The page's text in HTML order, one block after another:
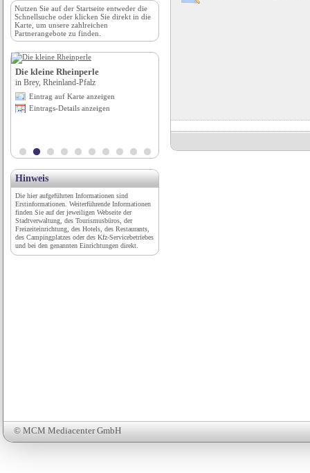
© MCM Mediacenter GmbH
Nutzen Sie auf der Startseite entweder die
Schnellsuche oder klicken Sie direkt in die
Karte, um unsere zahlreichen
Partnerangebote zu finden.
Die kleine Rheinperle
in Brey, Rheinland-Pfalz
Eintrag auf Karte anzeigen
Eintrags-Details anzeigen
Hinweis
Die hier aufgeführten Informationen sind
Erstinformationen. Weiterführende Informationen
finden Sie auf der jeweiligen Webseite der
Stadtverwaltung, des Tourismusbüros, der
Freizeiteinrichtung, des Hotels, des Restaurants,
des Campingplatzes oder des Kfz-Servicebetriebes
und bei den genannten Einrichtungen direkt.